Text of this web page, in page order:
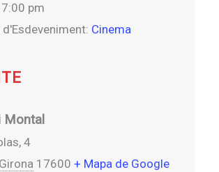
pm
Cinema
Montal
4
Girona 17600 + Mapa de Google